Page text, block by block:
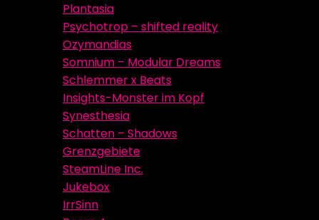
Plantasia
Psychotrop – shifted reality
Ozymandias
Somnium – Modular Dreams
Schlemmer x Beats
Insights-Monster im Kopf
Synesthesia
Schatten – Shadows
Grenzgebiete
SteamLine Inc.
Jukebox
IrrSinn